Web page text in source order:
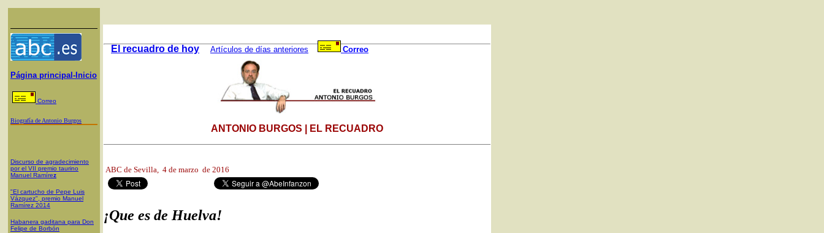
Página principal-Inicio
Correo
Biografía de Antonio Burgos
Discurso de agradecimiento
por el VII premio taurino
Manuel Ramírez
"El cartucho de Pepe Luis
Vázquez", premio Manuel
Ramírez 2014
Habanera gaditana para Don
Felipe de Borbón
El recuadro de hoy Artículos de días anteriores Correo
ANTONIO BURGOS | EL RECUADRO
ABC de Sevilla, 4 de marzo de 2016
¡Que es de Huelva!